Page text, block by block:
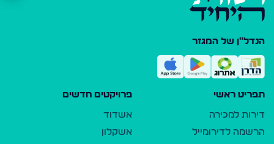
הנדל"ן של המגזר
תפריט ראשי
דירות למכירה
הרשמה לדירומייל
פרויקטים חדשים
אשדוד
אשקלון